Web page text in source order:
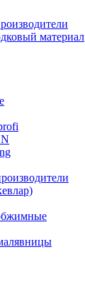
материал